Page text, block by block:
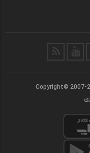
Copyright© 2007-